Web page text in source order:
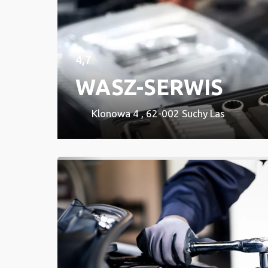
4,7
WASZ-SERWIS
Klonowa 4 , 62-002 Suchy Las